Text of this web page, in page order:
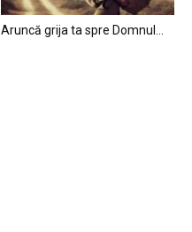
Aruncă grija ta spre Domnul…